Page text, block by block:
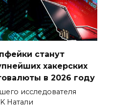
станут
хакерских
в 2026 году
исследователя
Натали